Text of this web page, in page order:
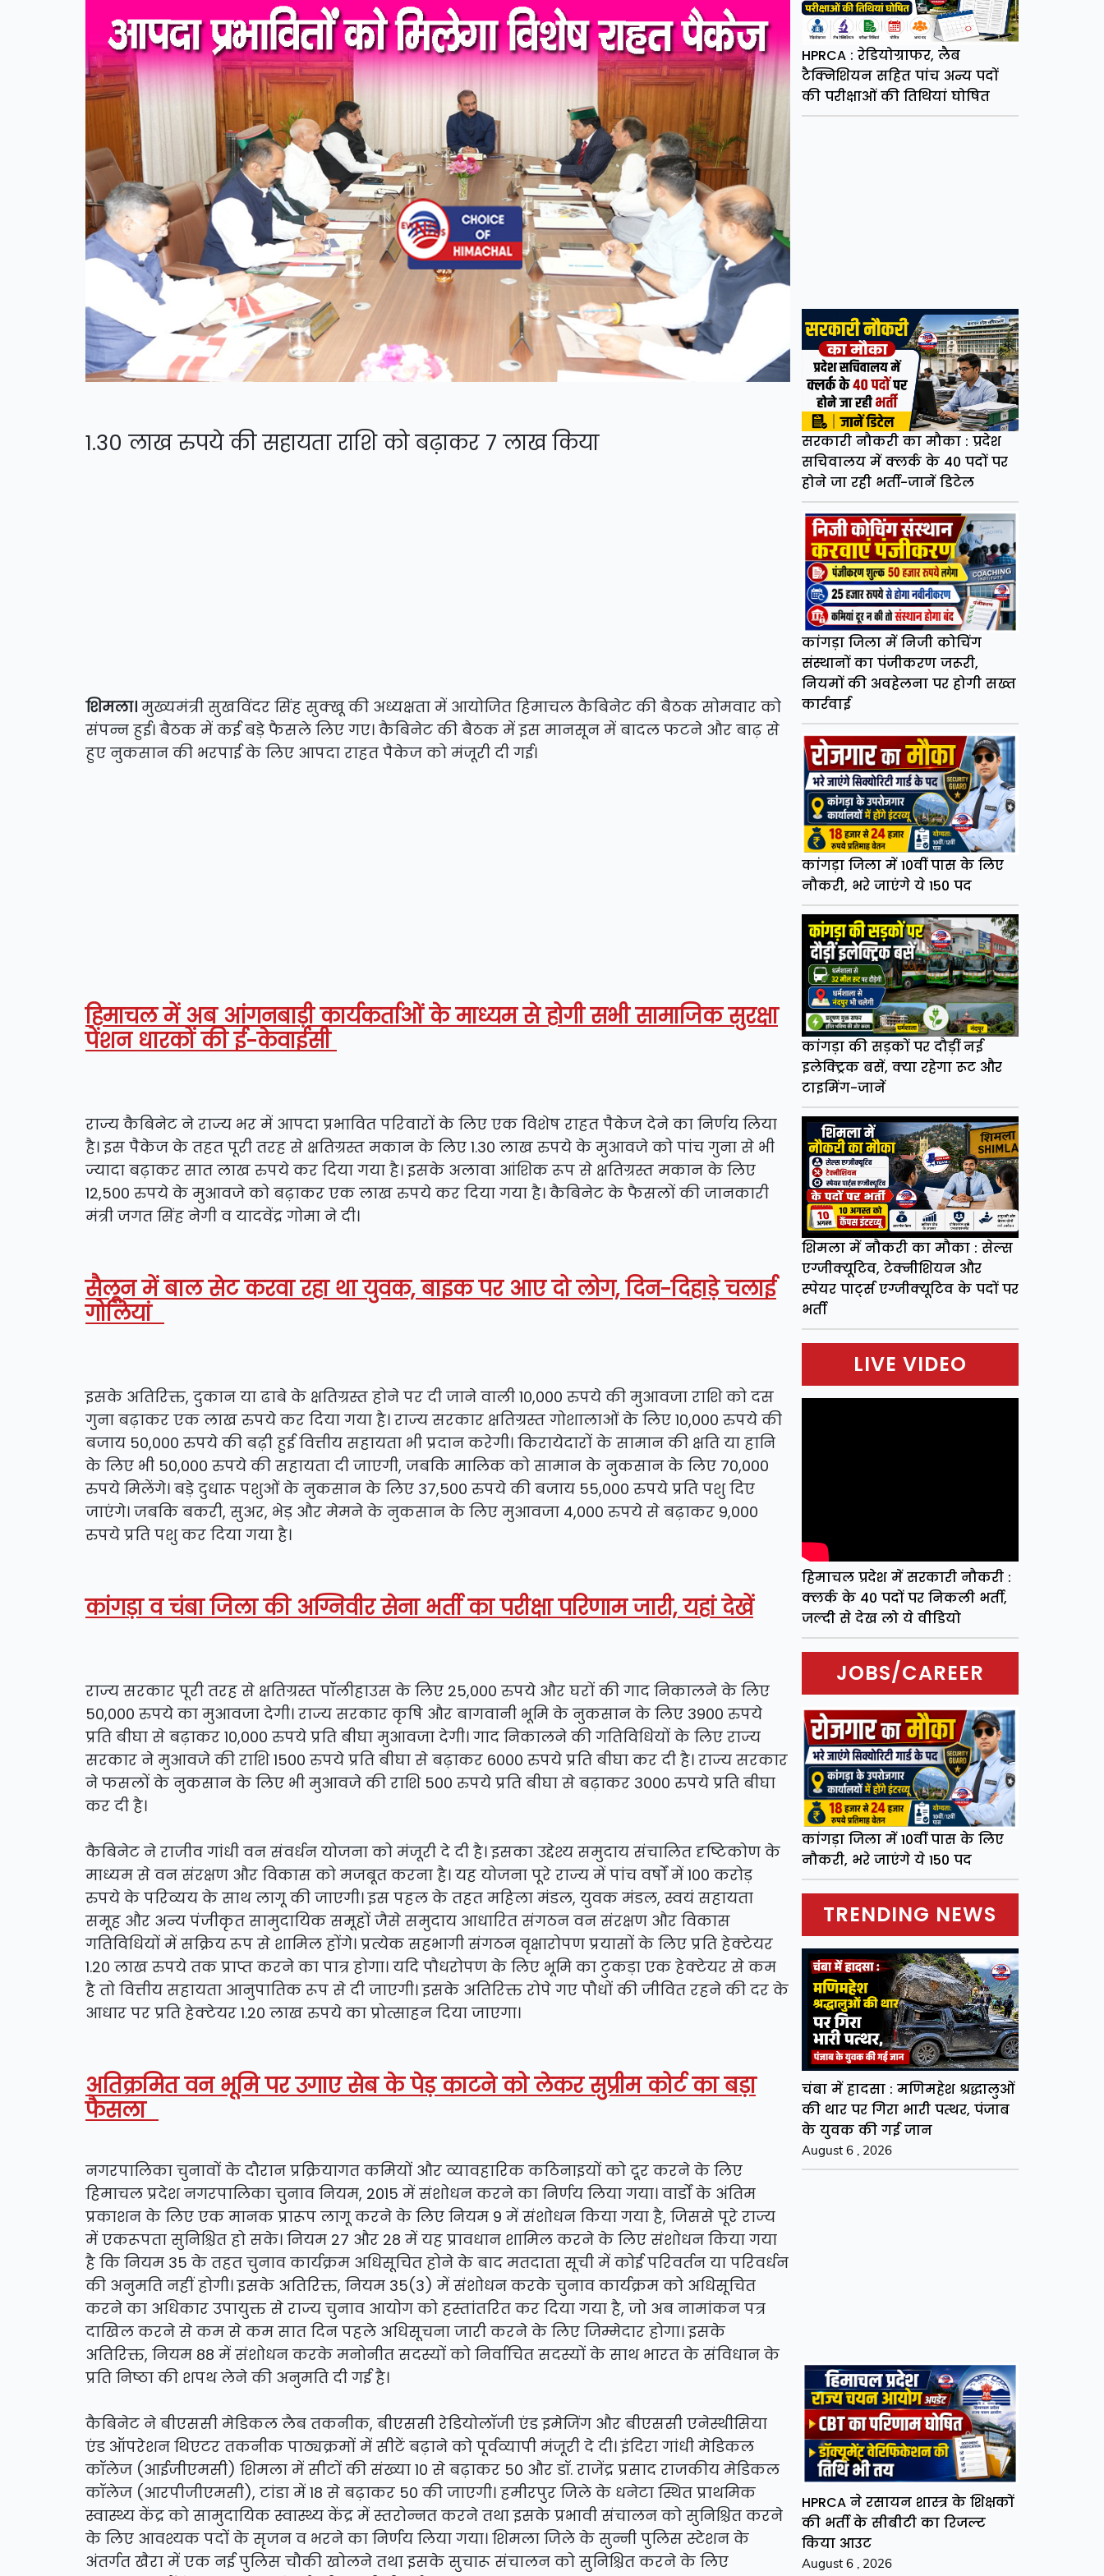
1.30 लाख रुपये की सहायता राशि को बढ़ाकर 7 लाख किया
शिमला। मुख्यमंत्री सुखविंदर सिंह सुक्खू की अध्यक्षता में आयोजित हिमाचल कैबिनेट की बैठक सोमवार को
संपन्न हुई। बैठक में कई बड़े फैसले लिए गए। कैबिनेट की बैठक में इस मानसून में बादल फटने और बाढ़ से
हुए नुकसान की भरपाई के लिए आपदा राहत पैकेज को मंजूरी दी गई।
हिमाचल में अब आंगनबाड़ी कार्यकर्ताओं के माध्यम से होगी सभी सामाजिक सुरक्षा
पेंशन धारकों की ई-केवाईसी
राज्य कैबिनेट ने राज्य भर में आपदा प्रभावित परिवारों के लिए एक विशेष राहत पैकेज देने का निर्णय लिया
है। इस पैकेज के तहत पूरी तरह से क्षतिग्रस्त मकान के लिए 1.30 लाख रुपये के मुआवजे को पांच गुना से भी
ज्यादा बढ़ाकर सात लाख रुपये कर दिया गया है। इसके अलावा आंशिक रूप से क्षतिग्रस्त मकान के लिए
12,500 रुपये के मुआवजे को बढ़ाकर एक लाख रुपये कर दिया गया है। कैबिनेट के फैसलों की जानकारी
मंत्री जगत सिंह नेगी व यादवेंद्र गोमा ने दी।
सैलून में बाल सेट करवा रहा था युवक, बाइक पर आए दो लोग, दिन-दिहाड़े चलाई
गोलियां
इसके अतिरिक्त, दुकान या ढाबे के क्षतिग्रस्त होने पर दी जाने वाली 10,000 रुपये की मुआवजा राशि को दस
गुना बढ़ाकर एक लाख रुपये कर दिया गया है। राज्य सरकार क्षतिग्रस्त गोशालाओं के लिए 10,000 रुपये की
बजाय 50,000 रुपये की बढ़ी हुई वित्तीय सहायता भी प्रदान करेगी। किरायेदारों के सामान की क्षति या हानि
के लिए भी 50,000 रुपये की सहायता दी जाएगी, जबकि मालिक को सामान के नुकसान के लिए 70,000
रुपये मिलेंगे। बड़े दुधारू पशुओं के नुकसान के लिए 37,500 रुपये की बजाय 55,000 रुपये प्रति पशु दिए
जाएंगे। जबकि बकरी, सुअर, भेड़ और मेमने के नुकसान के लिए मुआवजा 4,000 रुपये से बढ़ाकर 9,000
रुपये प्रति पशु कर दिया गया है।
कांगड़ा व चंबा जिला की अग्निवीर सेना भर्ती का परीक्षा परिणाम जारी, यहां देखें
राज्य सरकार पूरी तरह से क्षतिग्रस्त पॉलीहाउस के लिए 25,000 रुपये और घरों की गाद निकालने के लिए
50,000 रुपये का मुआवजा देगी। राज्य सरकार कृषि और बागवानी भूमि के नुकसान के लिए 3900 रुपये
प्रति बीघा से बढ़ाकर 10,000 रुपये प्रति बीघा मुआवजा देगी। गाद निकालने की गतिविधियों के लिए राज्य
सरकार ने मुआवजे की राशि 1500 रुपये प्रति बीघा से बढ़ाकर 6000 रुपये प्रति बीघा कर दी है। राज्य सरकार
ने फसलों के नुकसान के लिए भी मुआवजे की राशि 500 रुपये प्रति बीघा से बढ़ाकर 3000 रुपये प्रति बीघा
कर दी है।
कैबिनेट ने राजीव गांधी वन संवर्धन योजना को मंजूरी दे दी है। इसका उद्देश्य समुदाय संचालित दृष्टिकोण के
माध्यम से वन संरक्षण और विकास को मजबूत करना है। यह योजना पूरे राज्य में पांच वर्षों में 100 करोड़
रुपये के परिव्यय के साथ लागू की जाएगी। इस पहल के तहत महिला मंडल, युवक मंडल, स्वयं सहायता
समूह और अन्य पंजीकृत सामुदायिक समूहों जैसे समुदाय आधारित संगठन वन संरक्षण और विकास
गतिविधियों में सक्रिय रूप से शामिल होंगे। प्रत्येक सहभागी संगठन वृक्षारोपण प्रयासों के लिए प्रति हेक्टेयर
1.20 लाख रुपये तक प्राप्त करने का पात्र होगा। यदि पाैधरोपण के लिए भूमि का टुकड़ा एक हेक्टेयर से कम
है तो वित्तीय सहायता आनुपातिक रूप से दी जाएगी। इसके अतिरिक्त रोपे गए पौधों की जीवित रहने की दर के
आधार पर प्रति हेक्टेयर 1.20 लाख रुपये का प्रोत्साहन दिया जाएगा।
अतिक्रमित वन भूमि पर उगाए सेब के पेड़ काटने को लेकर सुप्रीम कोर्ट का बड़ा
फैसला
नगरपालिका चुनावों के दौरान प्रक्रियागत कमियों और व्यावहारिक कठिनाइयों को दूर करने के लिए
हिमाचल प्रदेश नगरपालिका चुनाव नियम, 2015 में संशोधन करने का निर्णय लिया गया। वार्डों के अंतिम
प्रकाशन के लिए एक मानक प्रारूप लागू करने के लिए नियम 9 में संशोधन किया गया है, जिससे पूरे राज्य
में एकरूपता सुनिश्चित हो सके। नियम 27 और 28 में यह प्रावधान शामिल करने के लिए संशोधन किया गया
है कि नियम 35 के तहत चुनाव कार्यक्रम अधिसूचित होने के बाद मतदाता सूची में कोई परिवर्तन या परिवर्धन
की अनुमति नहीं होगी। इसके अतिरिक्त, नियम 35(3) में संशोधन करके चुनाव कार्यक्रम को अधिसूचित
करने का अधिकार उपायुक्त से राज्य चुनाव आयोग को हस्तांतरित कर दिया गया है, जो अब नामांकन पत्र
दाखिल करने से कम से कम सात दिन पहले अधिसूचना जारी करने के लिए जिम्मेदार होगा। इसके
अतिरिक्त, नियम 88 में संशोधन करके मनोनीत सदस्यों को निर्वाचित सदस्यों के साथ भारत के संविधान के
प्रति निष्ठा की शपथ लेने की अनुमति दी गई है।
कैबिनेट ने बीएससी मेडिकल लैब तकनीक, बीएससी रेडियोलॉजी एंड इमेजिंग और बीएससी एनेस्थीसिया
एंड ऑपरेशन थिएटर तकनीक पाठ्यक्रमों में सीटें बढ़ाने को पूर्वव्यापी मंजूरी दे दी। इंदिरा गांधी मेडिकल
कॉलेज (आईजीएमसी) शिमला में सीटों की संख्या 10 से बढ़ाकर 50 और डॉ. राजेंद्र प्रसाद राजकीय मेडिकल
कॉलेज (आरपीजीएमसी), टांडा में 18 से बढ़ाकर 50 की जाएगी। हमीरपुर जिले के धनेटा स्थित प्राथमिक
स्वास्थ्य केंद्र को सामुदायिक स्वास्थ्य केंद्र में स्तरोन्नत करने तथा इसके प्रभावी संचालन को सुनिश्चित करने
के लिए आवश्यक पदों के सृजन व भरने का निर्णय लिया गया। शिमला जिले के सुन्नी पुलिस स्टेशन के
अंतर्गत खैरा में एक नई पुलिस चौकी खोलने तथा इसके सुचारू संचालन को सुनिश्चित करने के लिए
HPRCA : रेडियोग्राफर, लैब
टैक्निशियन सहित पांच अन्य पदों
की परीक्षाओं की तिथियां घोषित
सरकारी नौकरी का मौका : प्रदेश
सचिवालय में क्लर्क के 40 पदों पर
होने जा रही भर्ती-जानें डिटेल
कांगड़ा जिला में निजी कोचिंग
संस्थानों का पंजीकरण जरूरी,
नियमों की अवहेलना पर होगी सख्त
कार्रवाई
कांगड़ा जिला में 10वीं पास के लिए
नौकरी, भरे जाएंगे ये 150 पद
कांगड़ा की सड़कों पर दौड़ीं नई
इलेक्ट्रिक बसें, क्या रहेगा रूट और
टाइमिंग-जानें
शिमला में नौकरी का मौका : सेल्स
एग्जीक्यूटिव, टेक्नीशियन और
स्पेयर पार्ट्स एग्जीक्यूटिव के पदों पर
भर्ती
LIVE VIDEO
हिमाचल प्रदेश में सरकारी नौकरी :
क्लर्क के 40 पदों पर निकली भर्ती,
जल्दी से देख लो ये वीडियो
JOBS/CAREER
कांगड़ा जिला में 10वीं पास के लिए
नौकरी, भरे जाएंगे ये 150 पद
TRENDING NEWS
चंबा में हादसा : मणिमहेश श्रद्धालुओं
की थार पर गिरा भारी पत्थर, पंजाब
के युवक की गई जान
August 6 , 2026
HPRCA ने रसायन शास्त्र के शिक्षकों
की भर्ती के सीबीटी का रिजल्ट
किया आउट
August 6 , 2026